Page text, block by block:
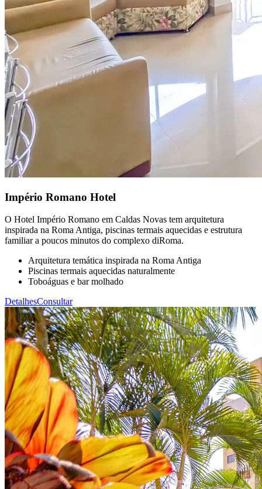
Império Romano Hotel
O Hotel Império Romano em Caldas Novas tem arquitetura
inspirada na Roma Antiga, piscinas termais aquecidas e estrutura
familiar a poucos minutos do complexo diRoma.
Arquitetura temática inspirada na Roma Antiga
Piscinas termais aquecidas naturalmente
Toboáguas e bar molhado
DetalhesConsultar